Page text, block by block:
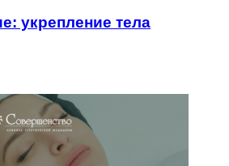
укрепление тела